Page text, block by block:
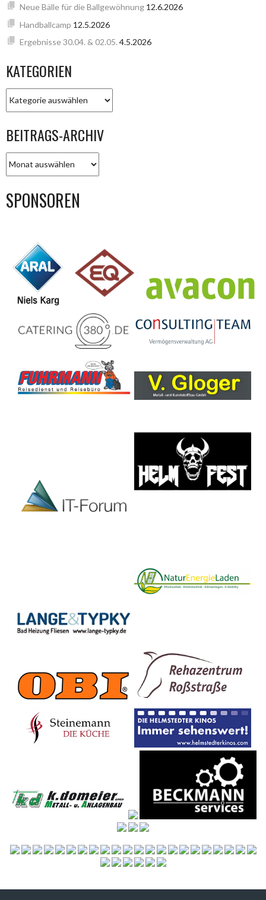
Neue Bälle für die Ballgewöhnung 12.6.2026
Handballcamp 12.5.2026
Ergebnisse 30.04. & 02.05. 4.5.2026
KATEGORIEN
BEITRAGS-ARCHIV
ARCHIV
SPONSOREN